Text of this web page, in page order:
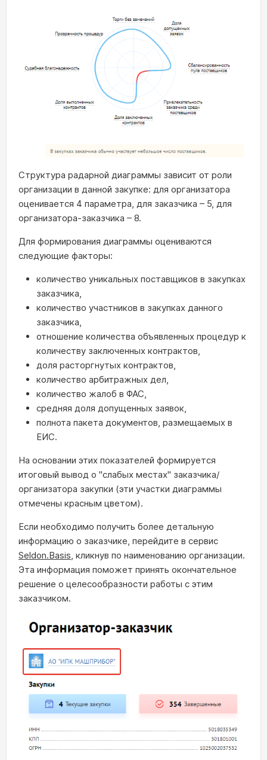
Структура радарной диаграммы зависит от роли
организации в данной закупке: для организатора
оценивается 4 параметра, для заказчика – 5, для
организатора-заказчика – 8.
Для формирования диаграммы оцениваются
следующие факторы:
количество уникальных поставщиков в закупках
заказчика,
количество участников в закупках данного
заказчика,
отношение количества объявленных процедур к
количеству заключенных контрактов,
доля расторгнутых контрактов,
количество арбитражных дел,
количество жалоб в ФАС,
средняя доля допущенных заявок,
полнота пакета документов, размещаемых в
ЕИС.
На основании этих показателей формируется
итоговый вывод о "слабых местах" заказчика/
организатора закупки (эти участки диаграммы
отмечены красным цветом).
Если необходимо получить более детальную
информацию о заказчике, перейдите в сервис
Seldon.Basis, кликнув по наименованию организации.
Эта информация поможет принять окончательное
решение о целесообразности работы с этим
заказчиком.